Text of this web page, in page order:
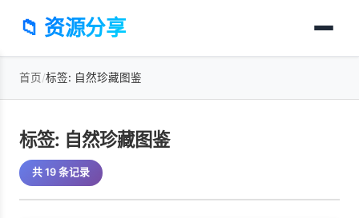
📁 资源分享
首页/标签: 自然珍藏图鉴
标签: 自然珍藏图鉴
共 19 条记录